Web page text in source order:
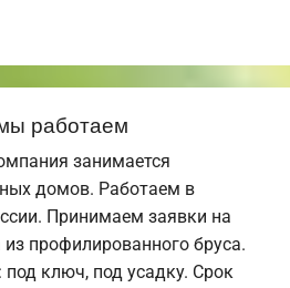
работаем
занимается
домов. Работаем в
Принимаем заявки на
профилированного бруса.
под ключ, под усадку. Срок